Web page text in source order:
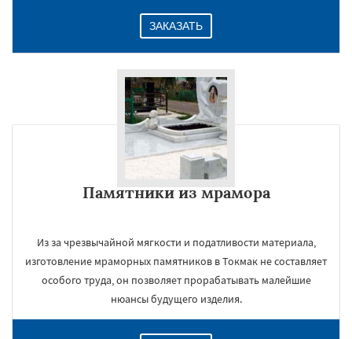
ЗАКАЗАТЬ
Памятники из мрамора
Из за чрезвычайной мягкости и податливости материала,
изготовление мраморных памятников в Токмак не составляет
особого труда, он позволяет прорабатывать малейшие
нюансы будущего изделия.